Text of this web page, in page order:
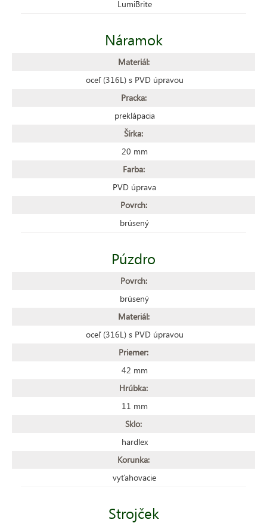
LumiBrite
Náramok
Materiál:
oceľ (316L) s PVD úpravou
Pracka:
preklápacia
Šírka:
20 mm
Farba:
PVD úprava
Povrch:
brúsený
Púzdro
Povrch:
brúsený
Materiál:
oceľ (316L) s PVD úpravou
Priemer:
42 mm
Hrúbka:
11 mm
Sklo:
hardlex
Korunka:
vyťahovacie
Strojček